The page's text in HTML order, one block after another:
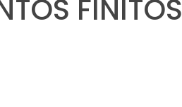
FINITOS